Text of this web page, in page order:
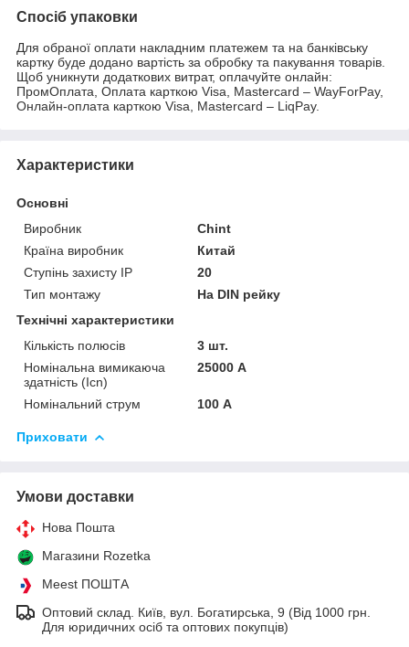
Спосіб упаковки
Для обраної оплати накладним платежем та на банківську
картку буде додано вартість за обробку та пакування товарів.
Щоб уникнути додаткових витрат, оплачуйте онлайн:
ПромОплата, Оплата карткою Visa, Mastercard – WayForPay,
Онлайн-оплата карткою Visa, Mastercard – LiqPay.
Характеристики
Основні
Виробник
Chint
Країна виробник
Китай
Ступінь захисту IP
20
Тип монтажу
На DIN рейку
Технічні характеристики
Кількість полюсів
3 шт.
Номінальна вимикаюча
здатність (Icn)
25000 А
Номінальний струм 100 А
Приховати
Умови доставки
Нова Пошта
Магазини Rozetka
Meest ПОШТА
Оптовий склад. Київ, вул. Богатирська, 9 (Від 1000 грн.
Для юридичних осіб та оптових покупців)